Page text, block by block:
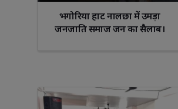
भगोरिया हाट नालछा में उमड़ा
जनजाति समाज जन का सैलाब।